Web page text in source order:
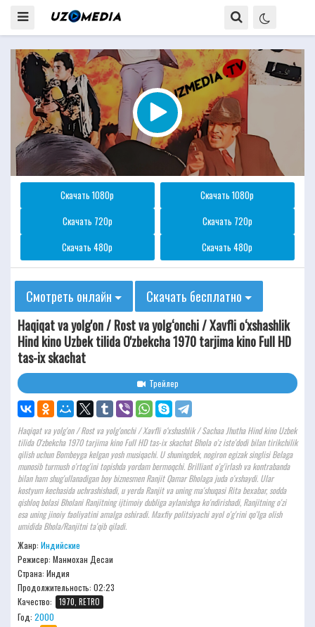
Скачать 1080p
Скачать 1080p
Скачать 720p
Скачать 720p
Скачать 480p
Скачать 480p
Смотреть онлайн
Скачать бесплатно
Haqiqat va yolg'on / Rost va yolg‘onchi / Xavfli o‘xshashlik
Hind kino Uzbek tilida O'zbekcha 1970 tarjima kino Full HD
tas-ix skachat
Трейлер
Haqiqat va yolg'on / Rost va yolg‘onchi / Xavfli o‘xshashlik / Sachaa Jhutha Hind kino Uzbek
tilida O'zbekcha 1970 tarjima kino Full HD tas-ix skachat Bhola o'z iste'dodi bilan tirikchilik
qilish uchun Bombeyga kelgan yosh musiqachi. U shuningdek, nogiron egizak singlisi Belaga
munosib turmush o'rtog'ini topishda yordam bermoqchi. Brilliant o'g'irlash va kontrabanda
bilan ham shug'ullanadigan boy biznesmen Ranjit Qamar Bholaga juda o'xshaydi. Ular
kostyum kechasida uchrashishadi, u yerda Ranjit va uning ma'shuqasi Rita bexabar, sodda
qishloq bolasi Bholani Ranjitning ijtimoiy dubliga aylanishga ko'ndirishadi, Ranjitning o'zi
esa uning jinoiy faoliyatini amalga oshiradi. Maxfiy politsiyachi ayol o'g'rini qo'lga olish
umidida Bhola/Ranjitni ta'qib qiladi.
Жанр: Индийские
Режисер: Манмохан Десаи
Страна: Индия
Продолжительность: 02:23
Качество:
1970, RETRO
Год: 2000